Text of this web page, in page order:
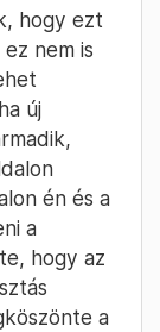
hogy ezt
nem is
új
én és a
a
hogy az
a